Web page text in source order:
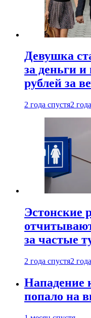
Девушка
за деньги
рублей за
2 года спустя2
Эстонские
за частые
2 года спустя2
Нападение
попало на